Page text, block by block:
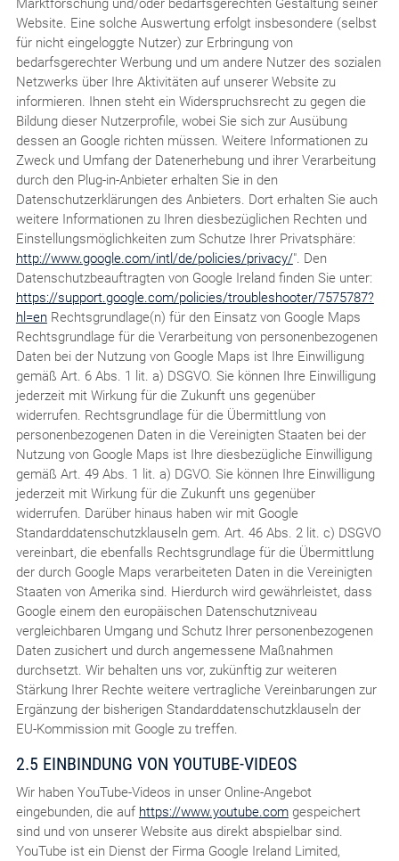
Website. Eine solche Auswertung erfolgt insbesondere (selbst
für nicht eingeloggte Nutzer) zur Erbringung von
bedarfsgerechter Werbung und um andere Nutzer des sozialen
Netzwerks über Ihre Aktivitäten auf unserer Website zu
informieren. Ihnen steht ein Widerspruchsrecht zu gegen die
Bildung dieser Nutzerprofile, wobei Sie sich zur Ausübung
dessen an Google richten müssen. Weitere Informationen zu
Zweck und Umfang der Datenerhebung und ihrer Verarbeitung
durch den Plug-in-Anbieter erhalten Sie in den
Datenschutzerklärungen des Anbieters. Dort erhalten Sie auch
weitere Informationen zu Ihren diesbezüglichen Rechten und
Einstellungsmöglichkeiten zum Schutze Ihrer Privatsphäre:
http://www.google.com/intl/de/policies/privacy/". Den
Datenschutzbeauftragten von Google Ireland finden Sie unter:
https://support.google.com/policies/troubleshooter/7575787?
hl=enRechtsgrundlage(n) für den Einsatz von Google Maps
Rechtsgrundlage für die Verarbeitung von personenbezogenen
Daten bei der Nutzung von Google Maps ist Ihre Einwilligung
gemäß Art. 6 Abs. 1 lit. a) DSGVO. Sie können Ihre Einwilligung
jederzeit mit Wirkung für die Zukunft uns gegenüber
widerrufen. Rechtsgrundlage für die Übermittlung von
personenbezogenen Daten in die Vereinigten Staaten bei der
Nutzung von Google Maps ist Ihre diesbezügliche Einwilligung
gemäß Art. 49 Abs. 1 lit. a) DGVO. Sie können Ihre Einwilligung
jederzeit mit Wirkung für die Zukunft uns gegenüber
widerrufen. Darüber hinaus haben wir mit Google
Standarddatenschutzklauseln gem. Art. 46 Abs. 2 lit. c) DSGVO
vereinbart, die ebenfalls Rechtsgrundlage für die Übermittlung
der durch Google Maps verarbeiteten Daten in die Vereinigten
Staaten von Amerika sind. Hierdurch wird gewährleistet, dass
Google einem den europäischen Datenschutzniveau
vergleichbaren Umgang und Schutz Ihrer personenbezogenen
Daten zusichert und durch angemessene Maßnahmen
durchsetzt. Wir behalten uns vor, zukünftig zur weiteren
Stärkung Ihrer Rechte weitere vertragliche Vereinbarungen zur
Ergänzung der bisherigen Standarddatenschutzklauseln der
EU-Kommission mit Google zu treffen.
2.5 EINBINDUNG VON YOUTUBE-VIDEOS
Wir haben YouTube-Videos in unser Online-Angebot
eingebunden, die auf https://www.youtube.comgespeichert
sind und von unserer Website aus direkt abspielbar sind.
YouTube ist ein Dienst der Firma Google Ireland Limited,